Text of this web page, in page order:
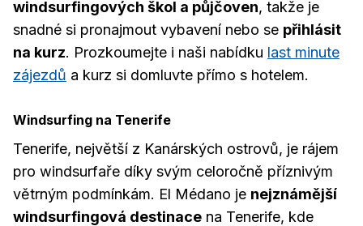
windsurfingových škol a půjčoven, takže je
snadné si pronajmout vybavení nebo se přihlásit
na kurz. Prozkoumejte i naši nabídku last minute
zájezdů a kurz si domluvte přímo s hotelem.
Windsurfing na Tenerife
Tenerife, největší z Kanárských ostrovů, je rájem
pro windsurfaře díky svým celoročně příznivým
větrným podmínkám. El Médano je nejznámější
windsurfingová destinace na Tenerife, kde